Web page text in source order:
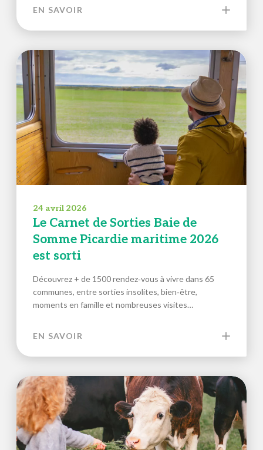
EN SAVOIR
24 avril 2026
Le Carnet de Sorties Baie de
Somme Picardie maritime 2026
est sorti
Découvrez + de 1500 rendez‑vous à vivre dans 65
communes, entre sorties insolites, bien‑être,
moments en famille et nombreuses visites…
EN SAVOIR